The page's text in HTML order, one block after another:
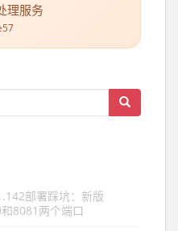
理服务
部署踩坑：新版
8081两个端口